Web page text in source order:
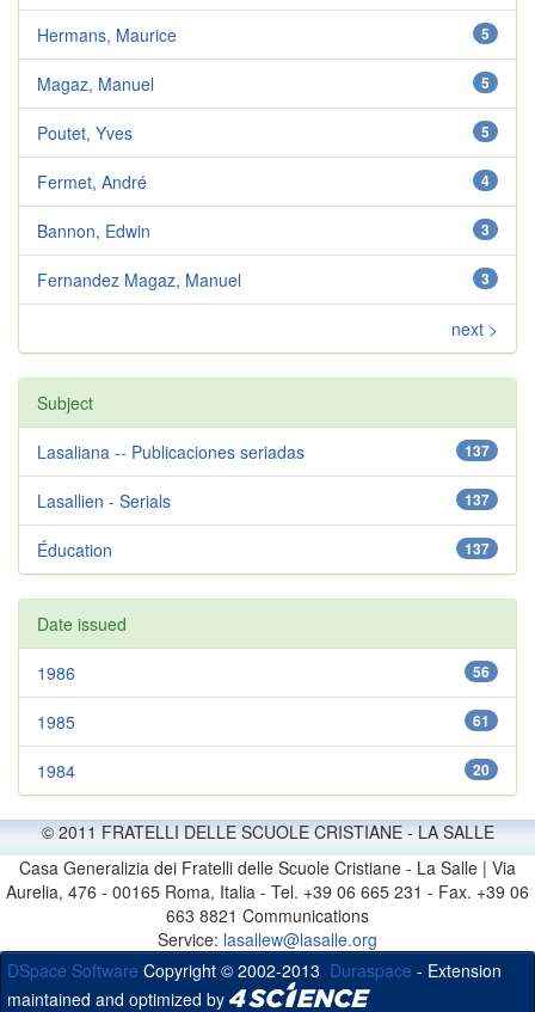
5
Hermans, Maurice
5
Magaz, Manuel
5
Poutet, Yves
4
Fermet, André
3
Bannon, Edwin
3
Fernandez Magaz, Manuel
next >
Subject
137
Lasaliana -- Publicaciones seriadas
137
Lasallien - Serials
137
Éducation
Date issued
56
1986
61
1985
20
1984
© 2011 FRATELLI DELLE SCUOLE CRISTIANE - LA SALLE
Casa Generalizia dei Fratelli delle Scuole Cristiane - La Salle | Via
Aurelia, 476 - 00165 Roma, Italia - Tel. +39 06 665 231 - Fax. +39 06
663 8821 Communications
Service: lasallew@lasalle.org
DSpace Software Copyright © 2002-2013 Duraspace - Extension
maintained and optimized by